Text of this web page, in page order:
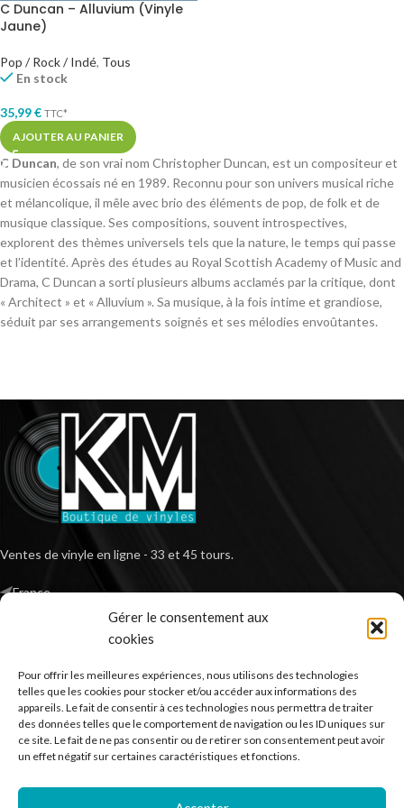
Gérer le consentement aux
cookies
Pour offrir les meilleures expériences, nous utilisons des technologies
telles que les cookies pour stocker et/ou accéder aux informations des
appareils. Le fait de consentir à ces technologies nous permettra de traiter
des données telles que le comportement de navigation ou les ID uniques sur
ce site. Le fait de ne pas consentir ou de retirer son consentement peut avoir
un effet négatif sur certaines caractéristiques et fonctions.
C Duncan – Alluvium (Vinyle
Jaune)
Pop / Rock / Indé, Tous
En stock
35,99€ TTC*
AJOUTER AU PANIER
C Duncan, de son vrai nom Christopher Duncan, est un compositeur et
musicien écossais né en 1989. Reconnu pour son univers musical riche
et mélancolique, il mêle avec brio des éléments de pop, de folk et de
musique classique. Ses compositions, souvent introspectives,
explorent des thèmes universels tels que la nature, le temps qui passe
et l’identité. Après des études au Royal Scottish Academy of Music and
Drama, C Duncan a sorti plusieurs albums acclamés par la critique, dont
« Architect » et « Alluvium ». Sa musique, à la fois intime et grandiose,
séduit par ses arrangements soignés et ses mélodies envoûtantes.
Ventes de vinyle en ligne - 33 et 45 tours.
France
Mail : contact@kilm-music.com
*TVA non applicable – article 293 B du CGI